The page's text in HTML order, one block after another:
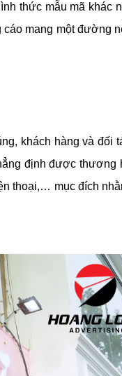
thức mẫu mã khác
mang một đường
khách hàng và đối
định được thương
thoại,… mục đích